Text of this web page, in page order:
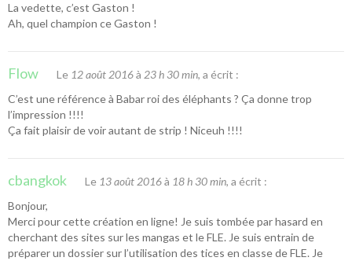
La vedette, c’est Gaston !
Ah, quel champion ce Gaston !
Flow Le 12 août 2016à 23 h 30 min, a écrit :
C’est une référence à Babar roi des éléphants ? Ça donne trop
l’impression !!!!
Ça fait plaisir de voir autant de strip ! Niceuh !!!!
cbangkok Le 13 août 2016à 18 h 30 min, a écrit :
Bonjour,
Merci pour cette création en ligne! Je suis tombée par hasard en
cherchant des sites sur les mangas et le FLE. Je suis entrain de
préparer un dossier sur l’utilisation des tices en classe de FLE. Je